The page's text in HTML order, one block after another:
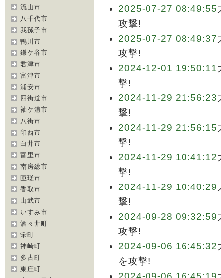
流山市
八千代市
我孫子市
鴨川市
鎌ケ谷市
君津市
富津市
浦安市
四街道市
袖ケ浦市
八街市
印西市
白井市
富里市
南房総市
匝瑳市
香取市
山武市
いすみ市
酒々井町
栄町
神崎町
多古町
東庄町
2025-07-27 08:49:55
攻撃!
2025-07-27 08:49:37
攻撃!
2024-12-01 19:50:11
撃!
2024-11-29 21:56:23
撃!
2024-11-29 21:56:15
撃!
2024-11-29 10:41:12
撃!
2024-11-29 10:40:29
撃!
2024-09-28 09:32:59
攻撃!
2024-09-06 16:45:32
を攻撃!
2024-09-06 16:45:19